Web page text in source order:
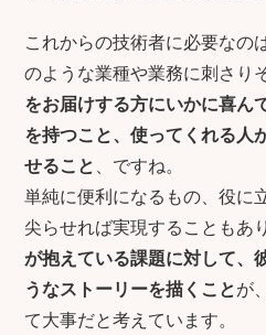
これからの技術者に必要なの
のような業種や業務に刺さり
をお届けする方にいかに喜ん
を持つこと、使ってくれる人
せること
、ですね。
単純に便利になるもの、役に
尖らせれば実現することもあ
が抱えている課題に対して、
うなストーリーを描くことが
て大事だと考えています。